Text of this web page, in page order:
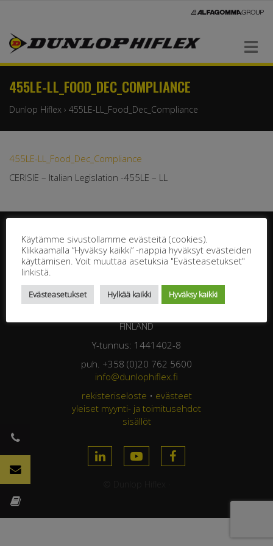
Navigaatio
455LE-LL_FOOD_DEC_COMPLIANCE
Dunlop Hiflex › 455LE-LL_Food_Dec_Compliance
455LE-LL_Food_Dec_Compliance
CERISIE – Italian Legislation -455LE – LL
Jasperintie 320
FINLAND
Y-tunnus: 1441402-8
puh. +358 (0)20 762 5600
info@dunlophiflex.fi
rekisteriseloste • evästeet
yleiset myynti- ja toimitusehdot
sisällöt
Käytämme sivustollamme evästeitä (cookies).
Klikkaamalla “Hyväksy kaikki” -nappia hyväksyt evästeiden
käyttämisen. Voit muuttaa asetuksia "Evästeasetukset"
linkistä.
Evästeasetukset Hylkää kaikki Hyväksy kaikki